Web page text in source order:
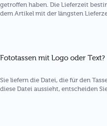
getroffen haben. Die Lieferzeit
dem Artikel mit der längsten
Fototassen mit Logo oder Text?
Sie liefern die Datei, die für den
diese Datei aussieht, entscheiden